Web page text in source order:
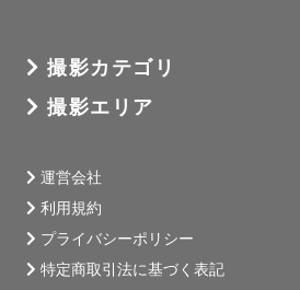
撮影カテゴリ
撮影エリア
運営会社
利用規約
プライバシーポリシー
特定商取引法に基づく表記